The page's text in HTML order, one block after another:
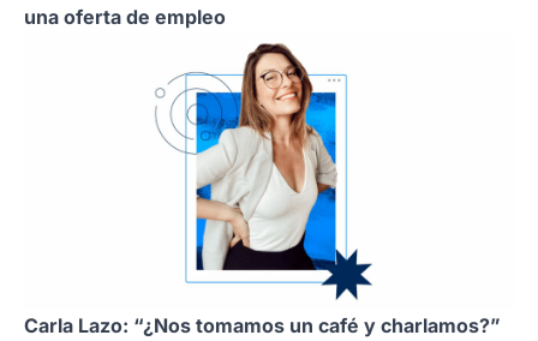
una oferta de empleo
Carla Lazo: “¿Nos tomamos un café y charlamos?”